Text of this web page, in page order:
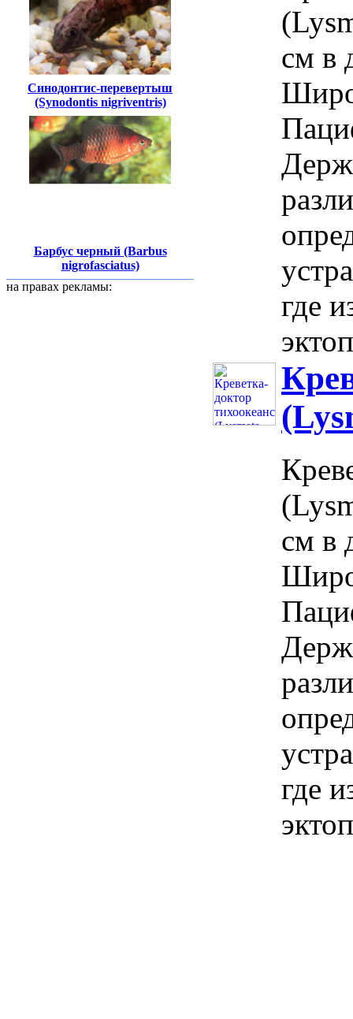
Синодонтис-перевертыш
(Synodontis nigriventris)
Барбус черный (Barbus
nigrofasciatus)
на правах рекламы:
см в
где
см в
где